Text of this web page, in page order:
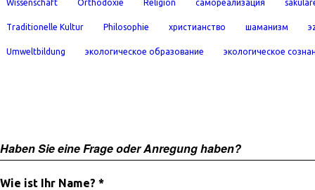
Wissenschaft Orthodoxie Religion самореализация
Traditionelle Kultur Philosophie христианство шаманизм
Umweltbildung экологическое образование экологическое
Haben Sie eine Frage oder Anregung haben?
Wie ist Ihr Name? *